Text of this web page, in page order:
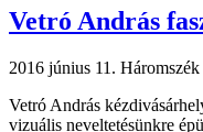
Vetró András
2016 június 11. Háromszék
Vetró András
vizuális neveltetésünkre